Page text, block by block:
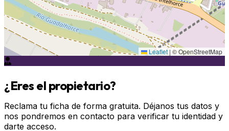
Leaflet|© OpenStreetMap
¿Eres el propietario?
Reclama tu ficha de forma gratuita. Déjanos tus datos y
nos pondremos en contacto para verificar tu identidad y
darte acceso.